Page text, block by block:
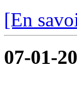
[En
07-01-